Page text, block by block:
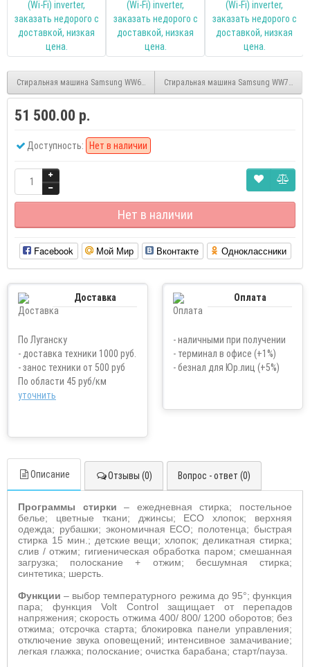
Стиральная машина Samsung WW65J42E04WD/LP inverter
Стиральная машина Samsung
51 500.00 р.
Доступность: Нет в наличии
Нет в наличии
Facebook Мой Мир Вконтакте Одноклассники
Доставка
По Луганску
- доставка техники 1000 руб.
- занос техники от 500 руб
По области 45 руб/км
уточнить
Оплата
- наличными при получении
- терминал в офисе (+1%)
- безнал для Юр.лиц (+5%)
Описание Отзывы (0) Вопрос - ответ (0)
Программы стирки– ежедневная стирка; постельное
белье; цветные ткани; джинсы; ECO
хлопок; верхняя
одежда; рубашки; экономичная ECO; полотенца; быстрая
стирка 15 мин.; детские вещи; хлопок; деликатная стирка;
слив / отжим; гигиеническая обработка паром; смешанная
загрузка; полоскание + отжим; бесшумная стирка;
синтетика; шерсть.
Функции– выбортемпературного режима до 95°; функция
пара; функция Volt Controlзащищает от перепадов
напряжения; скорость отжима 400/ 800/ 1200 оборотов; без
отжима; отсрочка старта; блокировка панели управления;
отключение звука оповещений; интенсивное замачивание;
легкая глажка; полоскание; очистка барабана; старт/пауза.